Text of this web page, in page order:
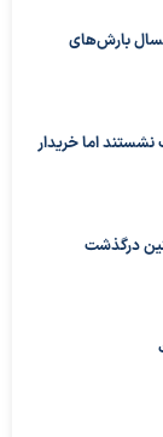
بارش‌های
نشستند اما خریدار
درگذشت